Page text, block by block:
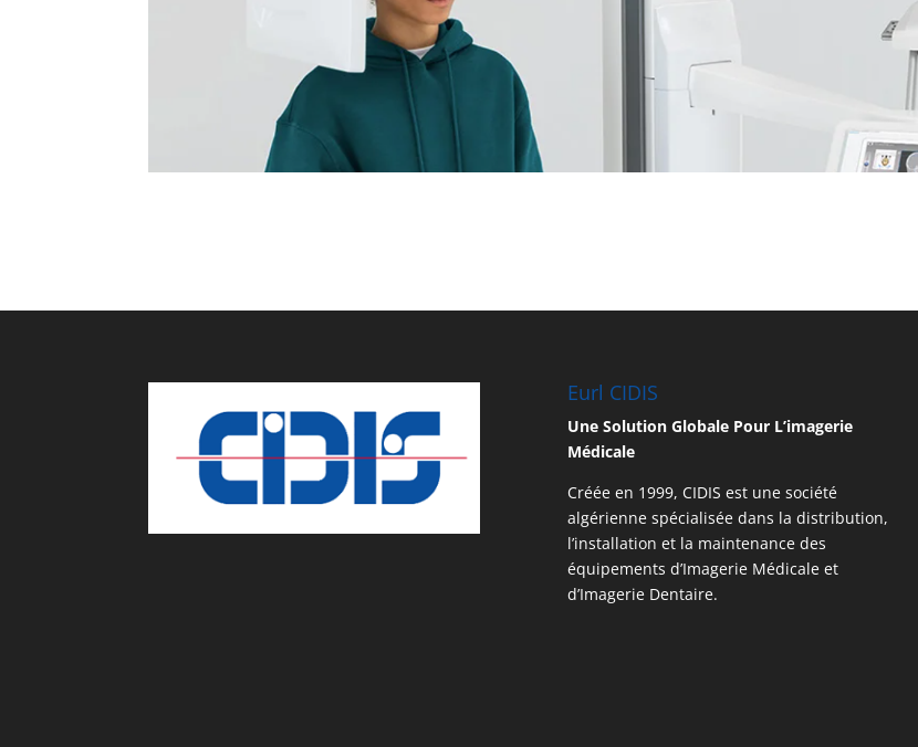
Eurl CIDIS
Une Solution Globale Pour L’imagerie
Médicale
Créée en 1999, CIDIS est une société
algérienne spécialisée dans la distribution,
l’installation et la maintenance des
équipements d’Imagerie Médicale et
d’Imagerie Dentaire.